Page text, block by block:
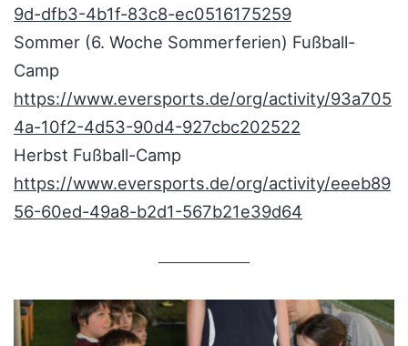
9d-dfb3-4b1f-83c8-ec0516175259
Sommer (6. Woche Sommerferien) Fußball-
Camp
https://www.eversports.de/org/activity/93a705
4a-10f2-4d53-90d4-927cbc202522
Herbst Fußball-Camp
https://www.eversports.de/org/activity/eeeb89
56-60ed-49a8-b2d1-567b21e39d64